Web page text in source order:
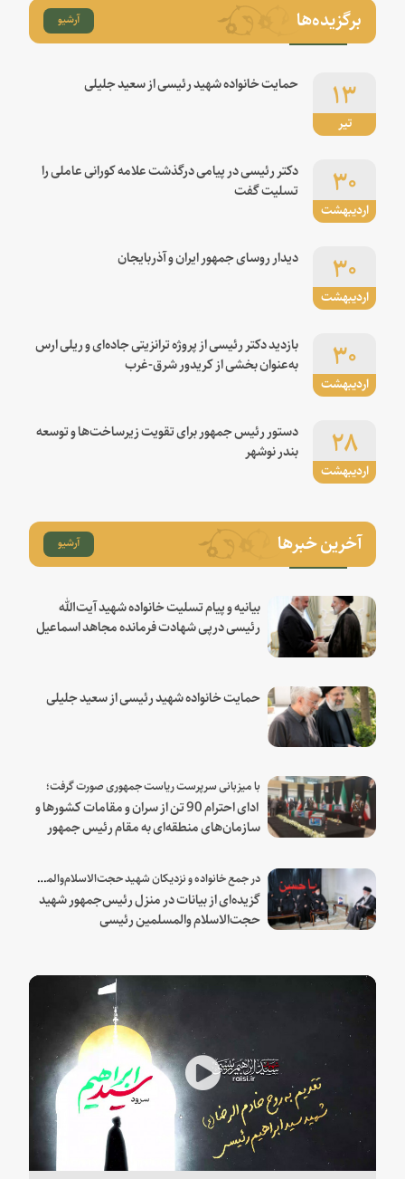
برگزیده‌ها آرشیو
تیر
۱۳ حمایت خانواده شهید رئیسی از سعید جلیلی
اردیبهشت
۳۰
دکتر رئیسی در پیامی درگذشت علامه کورانی عاملی را
تسلیت گفت
اردیبهشت
۳۰ دیدار روسای جمهور ایران و آذربایجان
اردیبهشت
۳۰
بازدید دکتر رئیسی از پروژه ترانزیتی جاده‌ای و ریلی ارس
به‌عنوان بخشی از کریدور شرق-غرب
اردیبهشت
۲۸
دستور رئیس جمهور برای تقویت زیرساخت‌ها و توسعه
بندر نوشهر
آخرین خبرها آرشیو
بیانیه و پیام تسلیت خانواده شهید آیت‌الله
رئیسی درپی شهادت فرمانده مجاهد اسماعیل
حمایت خانواده شهید رئیسی از سعید جلیلی
با میزبانی سرپرست ریاست جمهوری صورت گرفت؛
ادای احترام 90 تن از سران و مقامات کشورها و
سازمان‌های منطقه‌ای به مقام رئیس جمهور
در جمع خانواده و نزدیکان شهید حجت‌الاسلام‌والمسلمین رئیسی:
گزیده‌ای از بیانات در منزل رئیس‌جمهور شهید
حجت‌الاسلام والمسلمین رئیسی
Play
Video